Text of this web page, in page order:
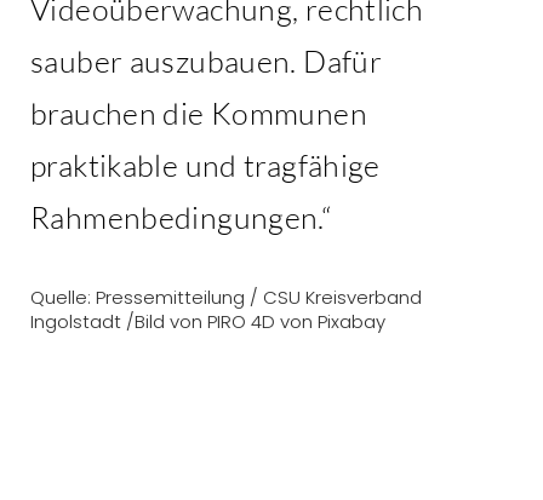
Videoüberwachung, rechtlich
sauber auszubauen. Dafür
brauchen die Kommunen
praktikable und tragfähige
Rahmenbedingungen.“
Quelle: Pressemitteilung / CSU Kreisverband
Ingolstadt /Bild von PIRO 4D von Pixabay